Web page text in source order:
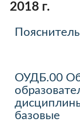
2018 г.
ОУДБ.00
базовые